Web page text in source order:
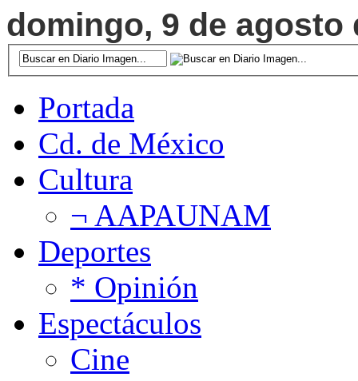
domingo, 9 de agosto
Portada
Cd. de México
Cultura
¬ AAPAUNAM
Deportes
* Opinión
Espectáculos
Cine